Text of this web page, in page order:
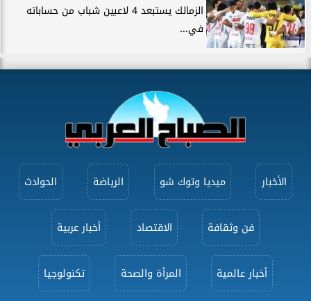
الزمالك يستبعد 4 لاعبين شباب من حساباته
في...
الأخبار ميديا وتوك شو الرياضة الحوادث
فن وثقافة الاقتصاد أخبار عربية
أخبار عالمية المرأة والصحة تكنولوجيا